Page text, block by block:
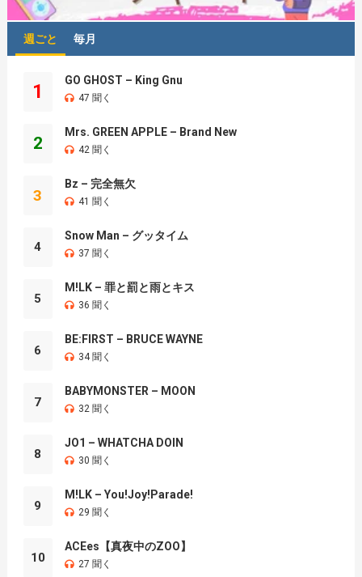
週ごと 毎月
1
GO GHOST – King Gnu
47 聞く
2
Mrs. GREEN APPLE – Brand New
42 聞く
3
Bz – 完全無欠
41 聞く
4
Snow Man – グッタイム
37 聞く
5
M!LK – 罪と罰と雨とキス
36 聞く
6
BE:FIRST – BRUCE WAYNE
34 聞く
7
BABYMONSTER – MOON
32 聞く
8
JO1 – WHATCHA DOIN
30 聞く
9
M!LK – You!Joy!Parade!
29 聞く
10
ACEes【真夜中のZOO】
27 聞く